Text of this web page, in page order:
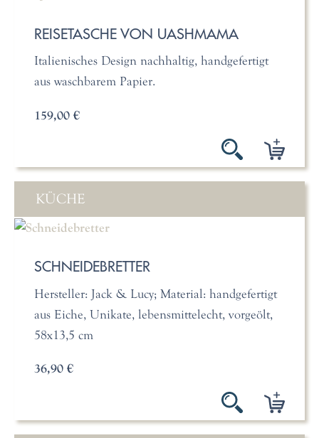
REISETASCHE VON UASHMAMA
Italienisches Design nachhaltig, handgefertigt
aus waschbarem Papier.
159,00 €
KÜCHE
SCHNEIDEBRETTER
Hersteller: Jack & Lucy; Material: handgefertigt
aus Eiche, Unikate, lebensmittelecht, vorgeölt,
58x13,5 cm
36,90 €